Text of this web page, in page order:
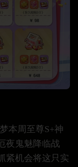
本周至尊S+神
夜鬼魅降临战
紧机会将这只实